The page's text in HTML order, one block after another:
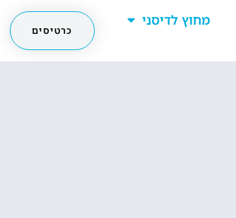
מחוץ לדיסני
כרטיסים